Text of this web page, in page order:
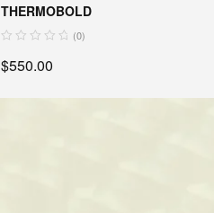
THERMOBOLD
(0)
$550.00